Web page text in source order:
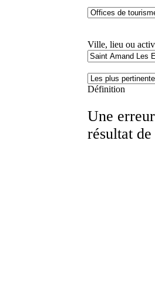
Ville, lieu ou
Définition
Une
résultat